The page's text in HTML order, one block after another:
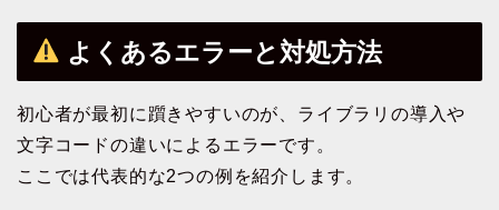
よくあるエラーと対処方法
初心者が最初に躓きやすいのが、ライブラリの導入や
文字コードの違いによるエラーです。
ここでは代表的な2つの例を紹介します。